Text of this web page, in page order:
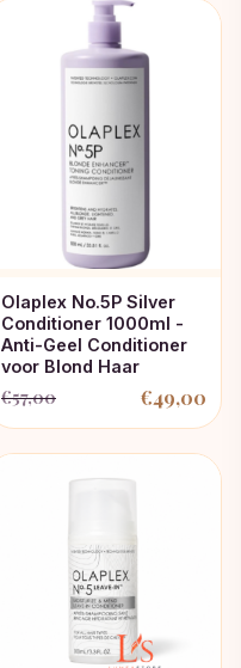
Olaplex No.5P Silver
Conditioner 1000ml -
Anti-Geel Conditioner
voor Blond Haar
€57,00
Oorspronkelijke
€49,00
Huidige